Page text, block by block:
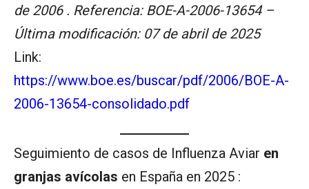
de 2006 . Referencia: BOE-A-2006-13654 –
Última modificación: 07 de abril de 2025
Link:
https://www.boe.es/buscar/pdf/2006/BOE-A-
2006-13654-consolidado.pdf
Seguimiento de casos de Influenza Aviar en
granjas avícolas en España en 2025 :